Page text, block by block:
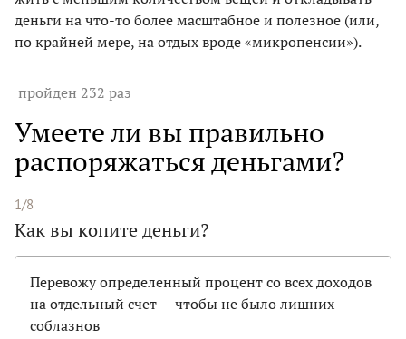
деньги на что-то более масштабное и полезное (или,
по крайней мере, на отдых вроде «микропенсии»).
пройден 232 раз
Умеете ли вы правильно
распоряжаться деньгами?
1/8
Как вы копите деньги?
Перевожу определенный процент со всех доходов
на отдельный счет — чтобы не было лишних
соблазнов